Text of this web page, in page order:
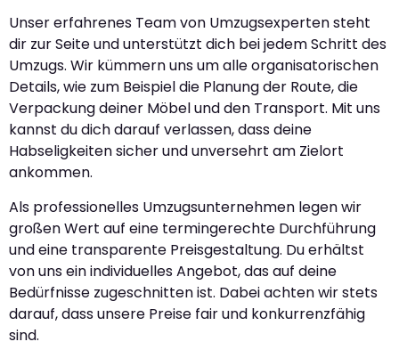
Unser erfahrenes Team von Umzugsexperten steht
dir zur Seite und unterstützt dich bei jedem Schritt des
Umzugs. Wir kümmern uns um alle organisatorischen
Details, wie zum Beispiel die Planung der Route, die
Verpackung deiner Möbel und den Transport. Mit uns
kannst du dich darauf verlassen, dass deine
Habseligkeiten sicher und unversehrt am Zielort
ankommen.
Als professionelles Umzugsunternehmen legen wir
großen Wert auf eine termingerechte Durchführung
und eine transparente Preisgestaltung. Du erhältst
von uns ein individuelles Angebot, das auf deine
Bedürfnisse zugeschnitten ist. Dabei achten wir stets
darauf, dass unsere Preise fair und konkurrenzfähig
sind.